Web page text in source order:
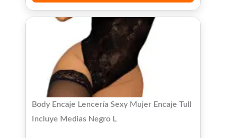
Body Encaje Lencería Sexy Mujer Encaje Tull
Incluye Medias Negro L